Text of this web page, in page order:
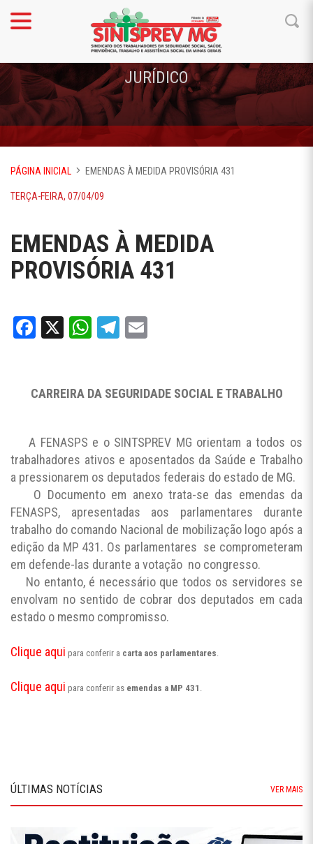
JURÍDICO
PÁGINA INICIAL EMENDAS À MEDIDA PROVISÓRIA 431
TERÇA-FEIRA, 07/04/09
EMENDAS À MEDIDA
PROVISÓRIA 431
Facebook
X WhatsApp
Telegram
CARREIRA DA SEGURIDADE SOCIAL E TRABALHO
A FENASPS e o SINTSPREV MG orientam a todos os
trabalhadores ativos e aposentados da Saúde e Trabalho
a pressionarem os deputados federais do estado de MG.
O Documento em anexo trata-se das emendas da
FENASPS, apresentadas aos parlamentares durante
trabalho do comando Nacional de mobilização logo após a
edição da MP 431. Os parlamentares se comprometeram
em defende-las durante a votação no congresso.
No entanto, é necessário que todos os servidores se
envolvam no sentido de cobrar dos deputados em cada
estado o mesmo compromisso.
Clique aqui para conferir a carta aos parlamentares.
Clique aqui para conferir as emendas a MP 431 .
ÚLTIMAS NOTÍCIAS VER MAIS